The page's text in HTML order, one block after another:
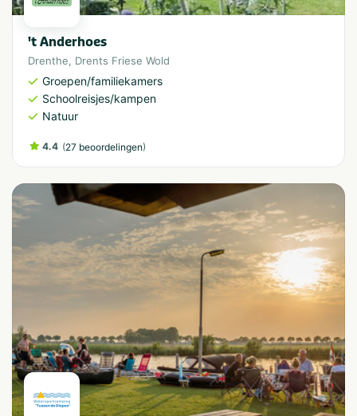
't Anderhoes
Drenthe, Drents Friese Wold
Groepen/familiekamers
Schoolreisjes/kampen
Natuur
4.4 (27 beoordelingen)